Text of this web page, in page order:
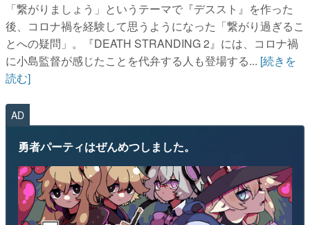
「繋がりましょう」というテーマで『デススト』を作った
後、コロナ禍を経験して思うようになった「繋がり過ぎるこ
とへの疑問」。『DEATH STRANDING 2』には、コロナ禍
に小島監督が感じたことを代弁する人も登場する... [続きを
読む]
AD
勇者パーティはぜんめつしました。